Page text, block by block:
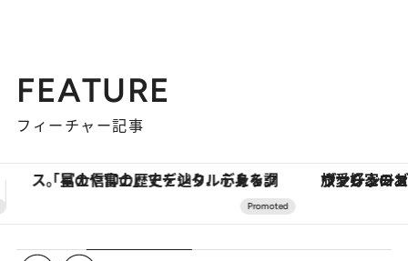
FEATURE
フィーチャー記事
ヴァシュロン・コンスタンタン「オーヴァーシーズ・オートマティック」。旅愛好家のお気に入りコレクションから、ジェンダーレスな新作が登場